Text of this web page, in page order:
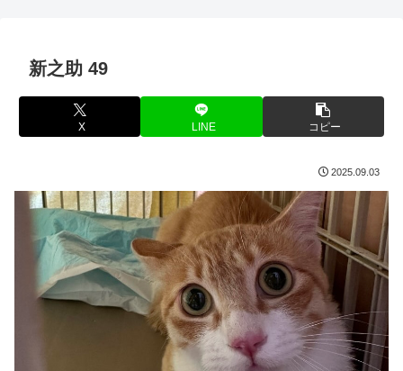
新之助 49
X LINE コピー
2025.09.03